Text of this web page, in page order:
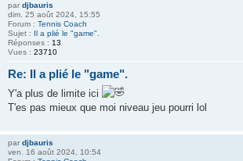
par djbauris
dim. 25 août 2024, 15:55
Forum : Tennis Coach
Sujet : Il a plié le "game".
Réponses : 13
Vues : 23710
Re: Il a plié le "game".
Y'a plus de limite ici
T'es pas mieux que moi niveau jeu pourri lol
par djbauris
ven. 16 août 2024, 10:54